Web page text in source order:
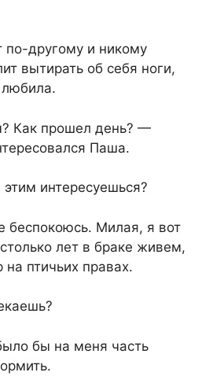
по-другому и никому
вытирать об себя ноги,
любила.
Как прошел день? —
Паша.
интересуешься?
беспокоюсь. Милая, я вот
лет в браке живем,
на птичьих правах.
бы на меня часть